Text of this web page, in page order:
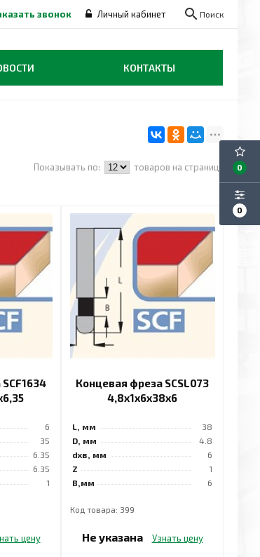
search Поиск
Личный кабинет
звонок
КОНТАКТЫ
0
0
Показывать по: товаров на странице
6
35
6.35
6.35
1
цену
Концевая фреза SCSL073
4,8x1x6x38x6
L, мм
38
D, мм
4.8
dхв, мм
6
Z
1
B,мм
6
Код товара: 399
Не указана Узнать цену